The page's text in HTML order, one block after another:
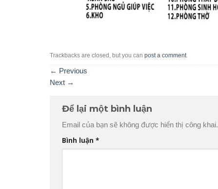
Trackbacks are closed, but you can post a comment.
← Previous
Next →
Để lại một bình luận
Email của bạn sẽ không được hiển thị công khai.
Bình luận *